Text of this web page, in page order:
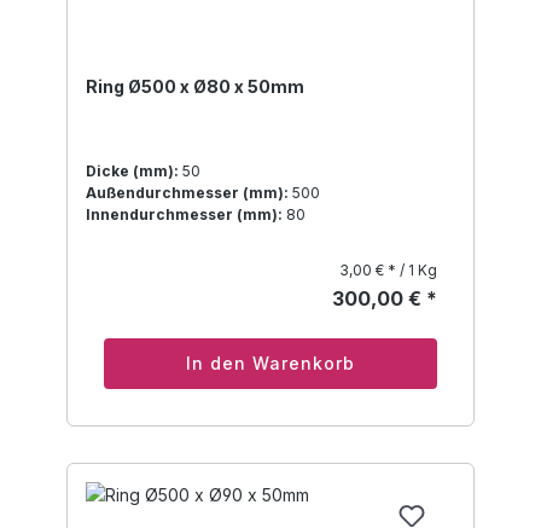
Ring Ø500 x Ø80 x 50mm
Dicke (mm): 50
Außendurchmesser (mm): 500
Innendurchmesser (mm): 80
3,00 € * / 1 Kg
300,00 € *
In den Warenkorb